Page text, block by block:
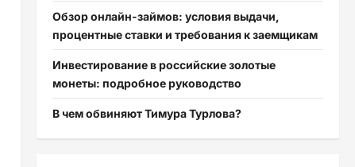
Обзор онлайн-займов: условия выдачи,
процентные ставки и требования к заемщикам
Инвестирование в российские золотые
монеты: подробное руководство
В чем обвиняют Тимура Турлова?